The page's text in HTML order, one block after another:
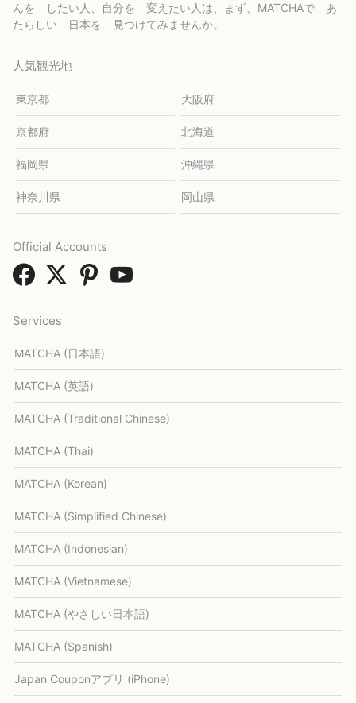
んを したい人、自分を 変えたい人は、まず、MATCHAで あ
たらしい 日本を 見つけてみませんか。
人気観光地
東京都 大阪府
京都府 北海道
福岡県 沖縄県
神奈川県 岡山県
Services
MATCHA (日本語)
MATCHA (英語)
MATCHA (Traditional Chinese)
MATCHA (Thai)
MATCHA (Korean)
MATCHA (Simplified Chinese)
MATCHA (Indonesian)
MATCHA (Vietnamese)
MATCHA (やさしい日本語)
MATCHA (Spanish)
Japan Couponアプリ (iPhone)
Official Accounts